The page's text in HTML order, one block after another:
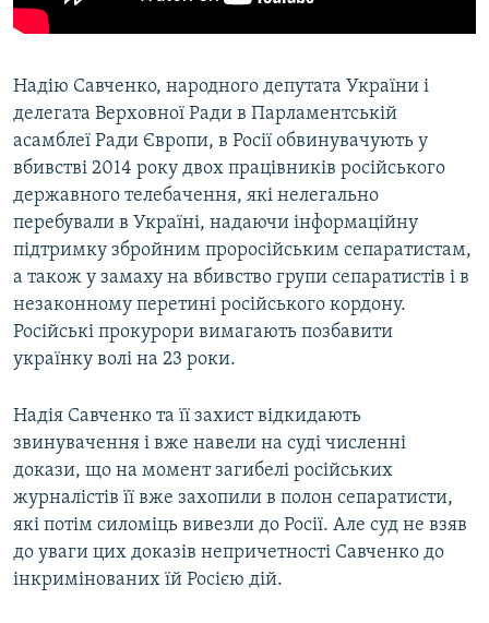
Надію Савченко, народного депутата України і
делегата Верховної Ради в Парламентській
асамблеї Ради Європи, в Росії обвинувачують у
вбивстві 2014 року двох працівників російського
державного телебачення, які нелегально
перебували в Україні, надаючи інформаційну
підтримку збройним проросійським сепаратистам,
а також у замаху на вбивство групи сепаратистів і в
незаконному перетині російського кордону.
Російські прокурори вимагають позбавити
українку волі на 23 роки.
Надія Савченко та її захист відкидають
звинувачення і вже навели на суді численні
докази, що на момент загибелі російських
журналістів її вже захопили в полон сепаратисти,
які потім силоміць вивезли до Росії. Але суд не взяв
до уваги цих доказів непричетності Савченко до
інкримінованих їй Росією дій.